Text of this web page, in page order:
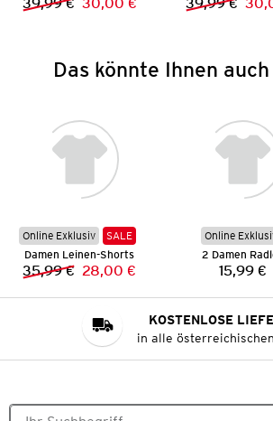
Vorheriger Preis:
Neuer Preis:
Das könnte Ihnen
Online Exklusiv
SALE
Damen Leinen-Shorts
Vorheriger Preis:
35,99 € Neuer Preis:
28,00 €
Online
2 Damen
Preis:
15,99 €
KOSTENLOSE
in alle